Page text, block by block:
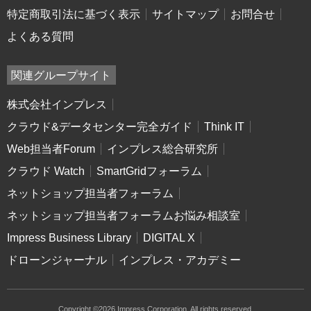
特定商取引法に基づく表示
サイトマップ
お問合せ
よくある質問
関連グループサイト
株式会社インプレス
クラウド&データセンター完全ガイド
Think IT
Web担当者Forum
インプレス総合研究所
クラウド Watch
SmartGridフォーラム
ネットショップ担当者フォーラム
ネットショップ担当者フォーラムお悩み相談室
Impress Business Library
DIGITAL X
ドローンジャーナル
インプレス・アカデミー
Copyright ©2026 Impress Corporation. All rights reserved.